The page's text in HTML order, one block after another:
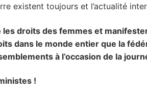
existent toujours et l’actualité
les droits des femmes et
dans le monde entier que la
à l’occasion de la
!